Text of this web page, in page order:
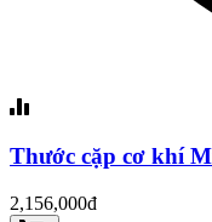
Thước cặp cơ khí
2,156,000đ